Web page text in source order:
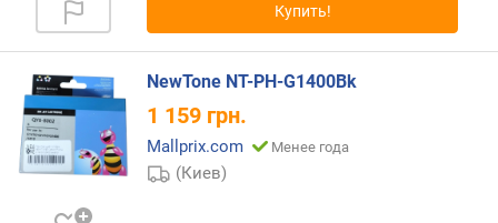
Купить!
NewTone NT-PH-G1400Bk
1 159 грн.
Mallprix.com Менее года
(Киев)